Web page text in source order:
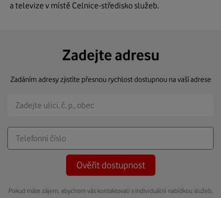
a televize v místě Celnice-středisko služeb.
Zadejte adresu
Zadáním adresy zjistíte přesnou rychlost dostupnou na vaší adrese
Ověřit dostupnost
Pokud máte zájem, abychom vás kontaktovali s individuální nabídkou služeb,